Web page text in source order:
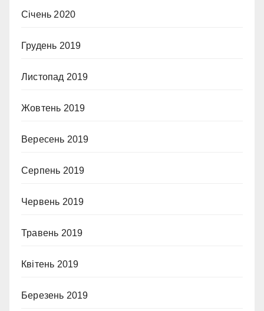
Січень 2020
Грудень 2019
Листопад 2019
Жовтень 2019
Вересень 2019
Серпень 2019
Червень 2019
Травень 2019
Квітень 2019
Березень 2019